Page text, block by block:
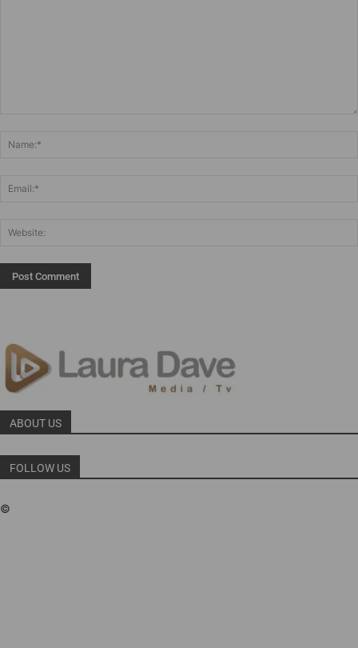
ABOUT US
FOLLOW US
©